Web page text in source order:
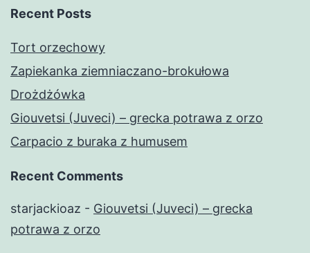
Recent Posts
Tort orzechowy
Zapiekanka ziemniaczano-brokułowa
Drożdżówka
Giouvetsi (Juveci) – grecka potrawa z orzo
Carpacio z buraka z humusem
Recent Comments
starjackioaz - Giouvetsi (Juveci) – grecka
potrawa z orzo